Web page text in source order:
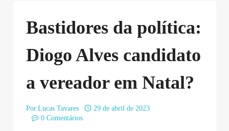
Bastidores da política:
Diogo Alves candidato
a vereador em Natal?
Por Lucas Tavares
29 de abril de 2023
0 Comentários